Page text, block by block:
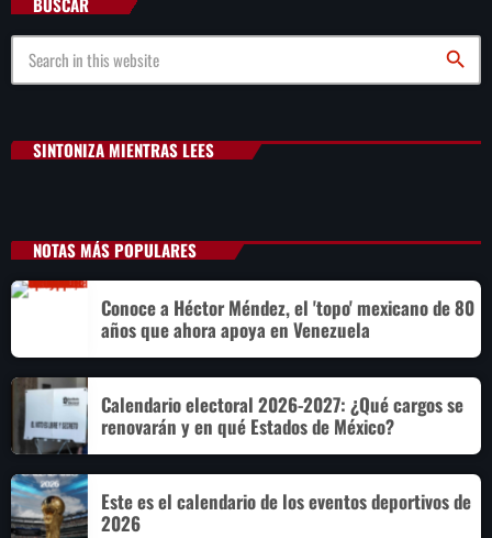
search
SINTONIZA MIENTRAS LEES
NOTAS MÁS POPULARES
Conoce a Héctor Méndez, el 'topo' mexicano de 80
años que ahora apoya en Venezuela
Calendario electoral 2026-2027: ¿Qué cargos se
renovarán y en qué Estados de México?
Este es el calendario de los eventos deportivos de
2026